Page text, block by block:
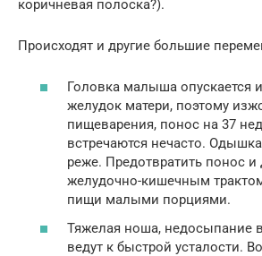
коричневая полоска?).
Происходят и другие большие
Головка малыша опускается
желудок матери, поэтому
пищеварения, понос на 37
встречаются нечасто.
реже. Предотвратить понос
желудочно-кишечным
пищи малыми порциями.
Тяжелая ноша, недосыпание
ведут к быстрой усталости.